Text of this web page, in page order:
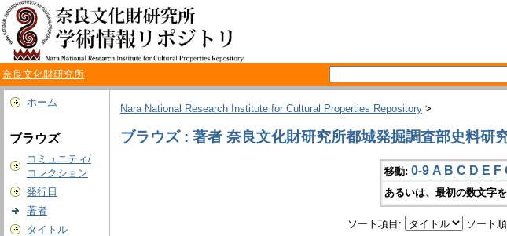
奈良文化財研究所
ホーム
ブラウズ
コミュニティ/
コレクション
発行日
著者
タイトル
Nara National Research Institute for Cultural Properties Repository >
ブラウズ : 著者 奈良文化財研究所都城発掘調査部史料研
移動: 0-9 A B C D E F
あるいは、最初の数文字
ソート項目: ソート